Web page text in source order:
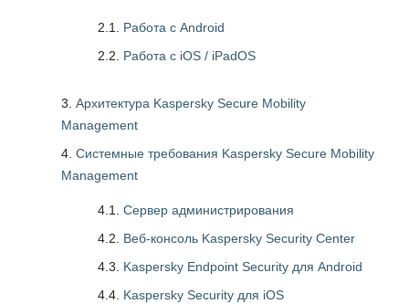
2.1. Работа с Android
2.2. Работа с iOS / iPadOS
Архитектура Kaspersky Secure Mobility
Management
Системные требования Kaspersky Secure Mobility
Management
4.1. Сервер администрирования
4.2. Веб-консоль Kaspersky Security Center
4.3. Kaspersky Endpoint Security для Android
4.4. Kaspersky Security для iOS